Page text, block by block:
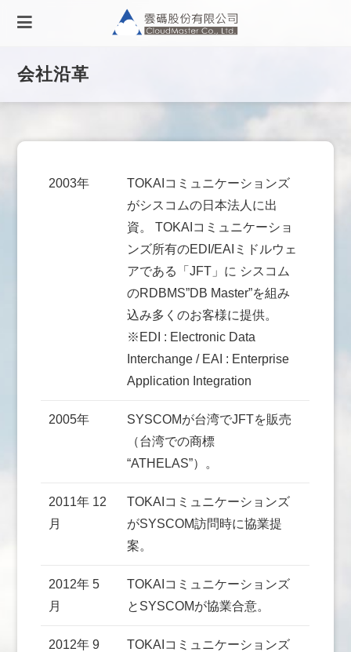
会社沿革
2003年
TOKAIコミュニケーションズ
がシスコムの日本法人に出
資。 TOKAIコミュニケーショ
ンズ所有のEDI/EAIミドルウェ
アである「JFT」に シスコム
のRDBMS”DB Master”を組み
込み多くのお客様に提供。
※EDI : Electronic Data
Interchange / EAI : Enterprise
Application Integration
2005年
SYSCOMが台湾でJFTを販売
（台湾での商標
“ATHELAS”）。
2011年 12
月
TOKAIコミュニケーションズ
がSYSCOM訪問時に協業提
案。
2012年 5
月
TOKAIコミュニケーションズ
とSYSCOMが協業合意。
2012年 9
TOKAIコミュニケーションズ